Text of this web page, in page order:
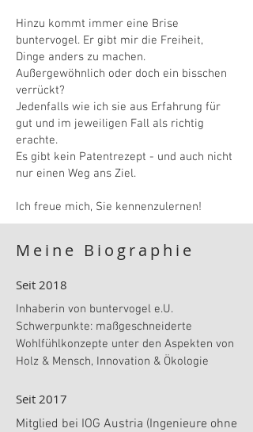
Hinzu kommt immer eine Brise
buntervogel. Er gibt mir die Freiheit,
Dinge anders zu machen.
Außergewöhnlich oder doch ein bisschen
verrückt?
Jedenfalls wie ich sie aus Erfahrung für
gut und im jeweiligen Fall als richtig
erachte.
Es gibt kein Patentrezept - und auch nicht
nur einen Weg ans Ziel.
Ich freue mich, Sie kennenzulernen!
Meine Biographie
Seit 2018
Inhaberin von buntervogel e.U.
Schwerpunkte: maßgeschneiderte
Wohlfühlkonzepte unter den Aspekten von
Holz & Mensch, Innovation & Ökologie
Seit 2017
Mitglied bei IOG Austria (Ingenieure ohne